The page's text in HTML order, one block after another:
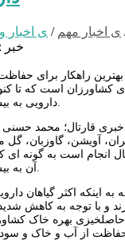
ی اخبار مهم / ی اخبار
خبر : 3017
راهکار برای
کشاورزان است که تا
خبری قارتال؛ محمد
آویشن، گاوزبان،
انجام است به گونه
به اینکه اکثر گیاهان
و با توجه به کاهش
بهره خاک
حفاظت از آب و خاک و